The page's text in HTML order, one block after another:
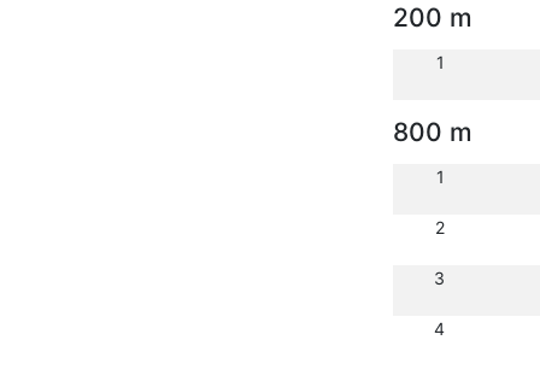
200 m
1
800 m
1
2
3
4